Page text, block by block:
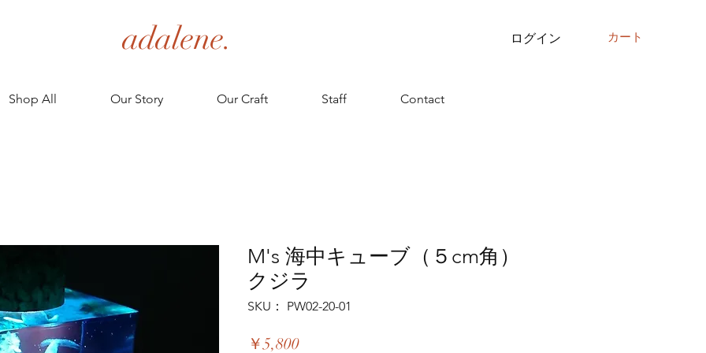
カート
ログイン
adalene.
Shop All Our Story Our Craft Staff Contact
M's 海中キューブ（５cm角）
クジラ
SKU： PW02-20-01
￥5,800価